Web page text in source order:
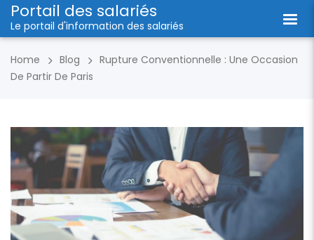
Portail des salariés
Le portail d'information des salariés
Home Blog
Rupture Conventionnelle : Une Occasion
De Partir De Paris